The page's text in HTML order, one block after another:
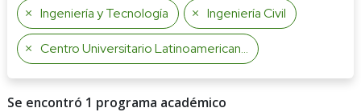
Ingeniería y Tecnología Ingeniería Civil
Centro Universitario Latinoamericano de Morelos
Se encontró 1 programa académico